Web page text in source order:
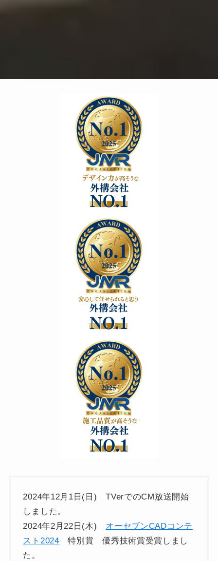
2024年12月1日(日) TVerでのCM放送開始
しました。
2024年2月22日(木) オーセブンCADコンテ
スト2024 特別賞 優秀技術賞受賞しまし
た。